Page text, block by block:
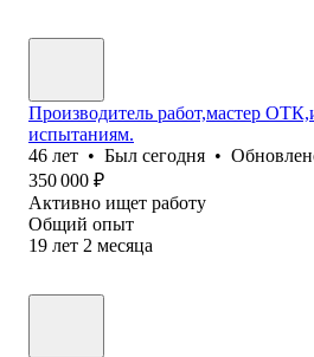
Производитель работ,мастер
испытаниям.
46 лет • Был сегодня •
350 000 ₽
Активно ищет работу
Общий опыт
19 лет 2 месяца